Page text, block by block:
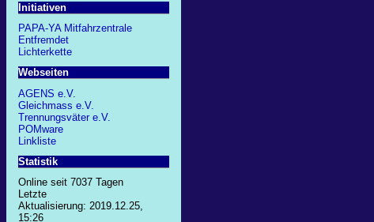
Initiativen
PAPA-YA Mitfahrzentrale
Entfremdet
Lichterkette
Webseiten
AGENS e.V.
Gleichmass e.V.
Trennungsväter e.V.
POMware
Linkliste
Statistik
Online seit 7037 Tagen
Letzte
Aktualisierung: 2019.12.25,
15:26